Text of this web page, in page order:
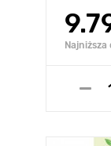
Najniższa